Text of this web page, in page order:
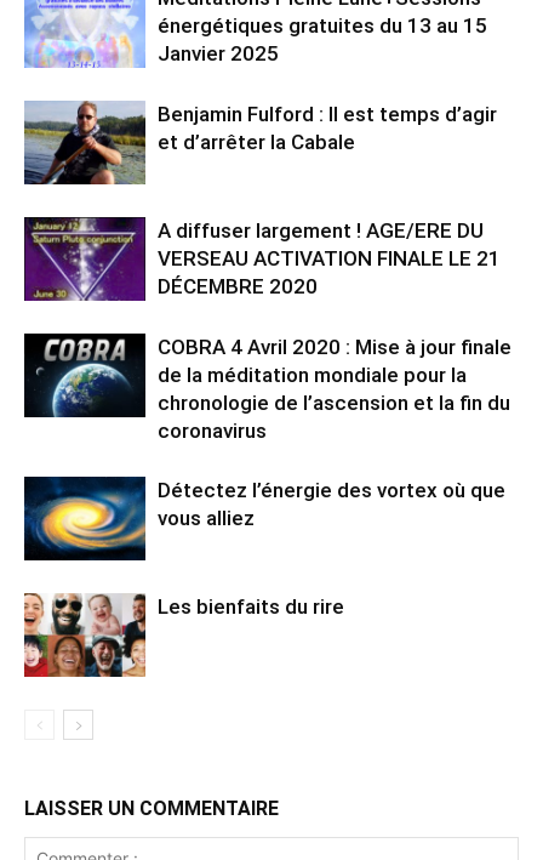
énergétiques gratuites du 13 au 15
Janvier 2025
Benjamin Fulford : Il est temps d’agir
et d’arrêter la Cabale
A diffuser largement ! AGE/ERE DU
VERSEAU ACTIVATION FINALE LE 21
DÉCEMBRE 2020
COBRA 4 Avril 2020 : Mise à jour finale
de la méditation mondiale pour la
chronologie de l’ascension et la fin du
coronavirus
Détectez l’énergie des vortex où que
vous alliez
Les bienfaits du rire
LAISSER UN COMMENTAIRE